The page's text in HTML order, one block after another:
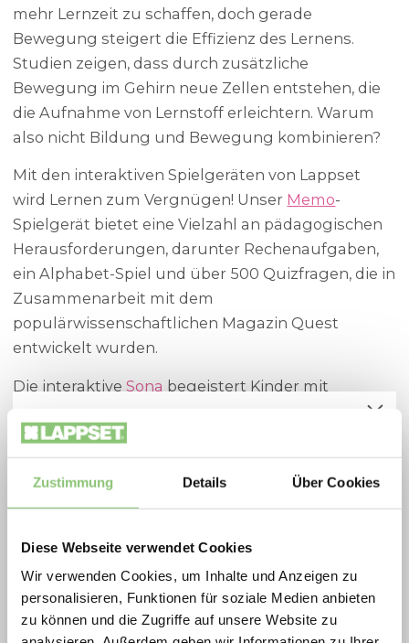
Zustimmung Details Über Cookies
Diese Webseite verwendet Cookies
Wir verwenden Cookies, um Inhalte und Anzeigen zu
personalisieren, Funktionen für soziale Medien anbieten
zu können und die Zugriffe auf unsere Website zu
Einen Schulhof neu
gestalten?
Lappset ist dein
Partner!
mehr Lernzeit zu schaffen, doch gerade
Bewegung steigert die Effizienz des Lernens.
Studien zeigen, dass durch zusätzliche
Bewegung im Gehirn neue Zellen entstehen, die
die Aufnahme von Lernstoff erleichtern. Warum
also nicht Bildung und Bewegung kombinieren?
Mit den interaktiven Spielgeräten von Lappset
wird Lernen zum Vergnügen! Unser Memo-
Spielgerät bietet eine Vielzahl an pädagogischen
Herausforderungen, darunter Rechenaufgaben,
ein Alphabet-Spiel und über 500 Quizfragen, die in
Zusammenarbeit mit dem
populärwissenschaftlichen Magazin Quest
entwickelt wurden.
Die interaktiveSona begeistert Kinder mit
merken, tanzen, rechnen oder blitzschnell
Parcours bewältigen müssen. Diese Geräte
fördern nicht nur die körperliche Fitness, sondern
auch Konzentration, Gedächtnis und Teamgeist.
Fördere spielerisch Bildung und Bewegung auf
deinem Schulhof mit Memo Outdoor Classroom!
Mehr über Memo Outdoor Classroom
Spielplatzoffensive 2026
Zukunftsfähige Spielräume zu besonders
attraktiven Konditionen: Die Lappset
Spielplatzoffensive vereint Qualität,
ausgewählten Aktionsprodukten.
2026 profitieren Gemeinden, Schulen, Planer
und Betreiber von extra scharf kalkulierten